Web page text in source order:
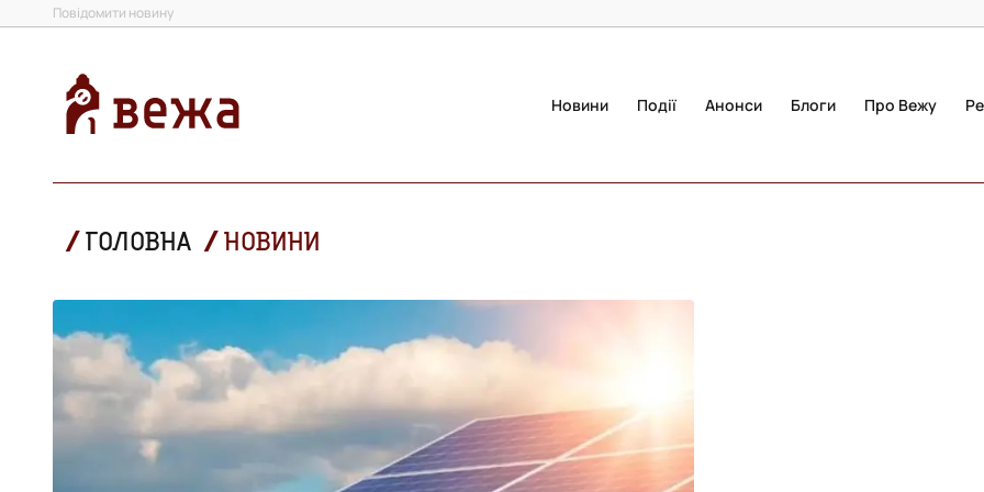
Повідомити новину
Новини Події Анонси Блоги Про Вежу
ГОЛОВНА НОВИНИ